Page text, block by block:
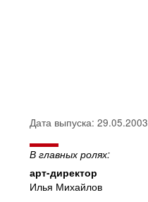
Дата выпуска: 29.05.2003
В главных ролях:
арт-директор
Илья Михайлов